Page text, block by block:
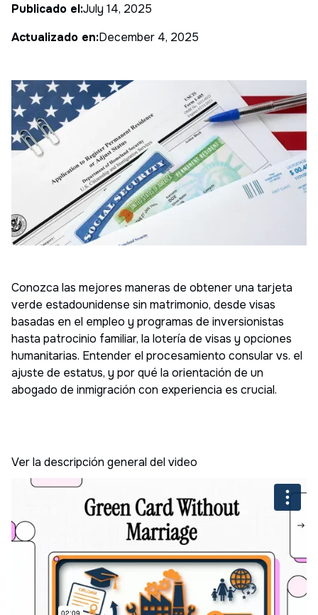
Publicado el:July 14, 2025
Actualizado en:December 4, 2025
Conozca las mejores maneras de obtener una tarjeta
verde estadounidense sin matrimonio, desde visas
basadas en el empleo y programas de inversionistas
hasta patrocinio familiar, la lotería de visas y opciones
humanitarias. Entender el procesamiento consular vs. el
ajuste de estatus, y por qué la orientación de un
abogado de inmigración con experiencia es crucial.
Ver la descripción general del video